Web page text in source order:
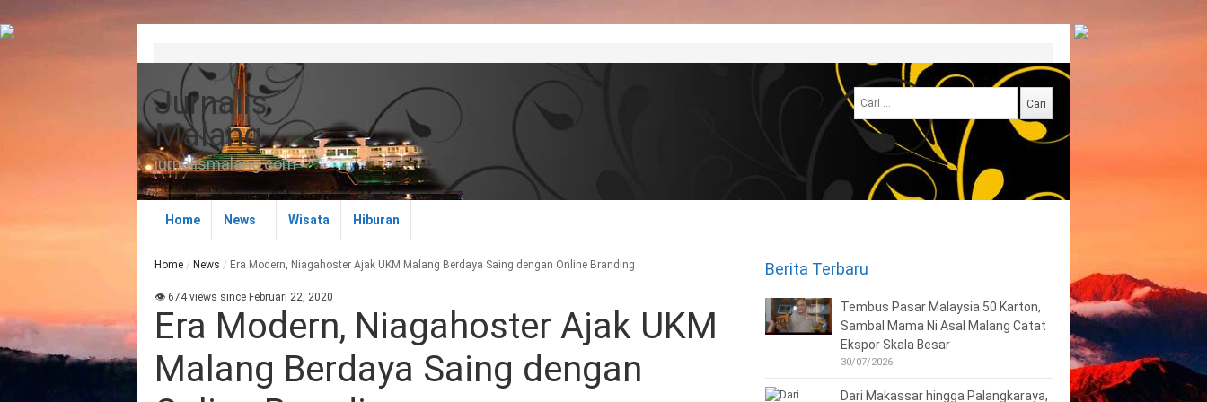
Jurnalis
Malang
jurnalismalang.com
Cari
untuk:
Home News Wisata Hiburan
Home / News / Era Modern, Niagahoster Ajak UKM Malang Berdaya Saing dengan Online Branding
👁 674 views since Februari 22, 2020
Era Modern, Niagahoster Ajak UKM
Malang Berdaya Saing dengan
Berita Terbaru
Tembus Pasar Malaysia 50 Karton,
Sambal Mama Ni Asal Malang Catat
Ekspor Skala Besar
30/07/2026
Dari Makassar hingga Palangkaraya,